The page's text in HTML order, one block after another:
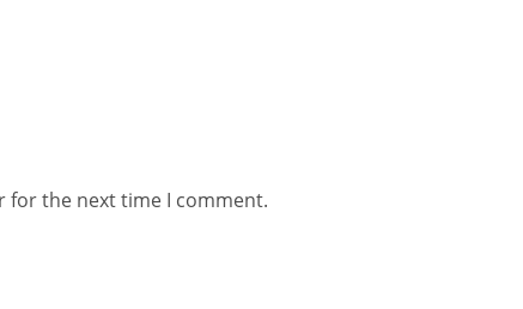
for the next time I comment.